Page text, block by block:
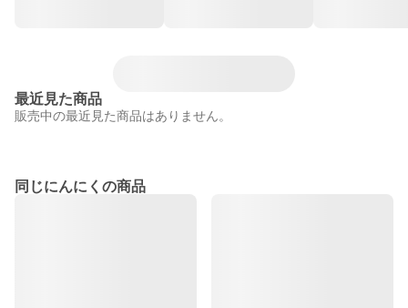
最近見た商品
販売中の最近見た商品はありません。
同じにんにくの商品